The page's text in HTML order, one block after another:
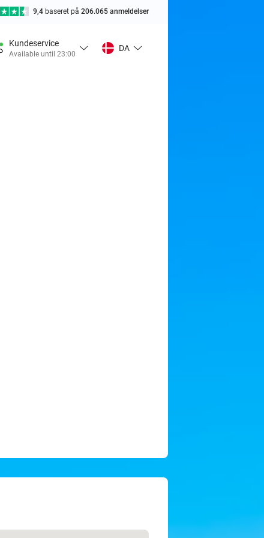
9,4 baseret på 206.065 anmeldelser
Kundeservice
Available until 23:00
DA